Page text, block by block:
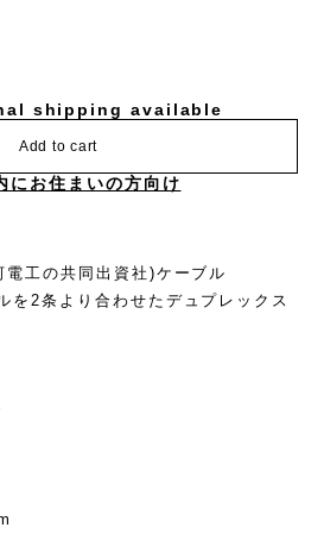
shipping available
Add to cart
にお住まいの方向け
工の共同出資社)ケーブル
を2条より合わせたデュプレックス